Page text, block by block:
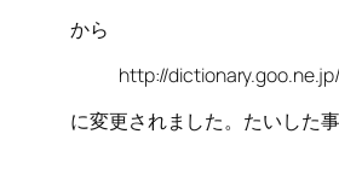
から
http://
に変更されました。たいした